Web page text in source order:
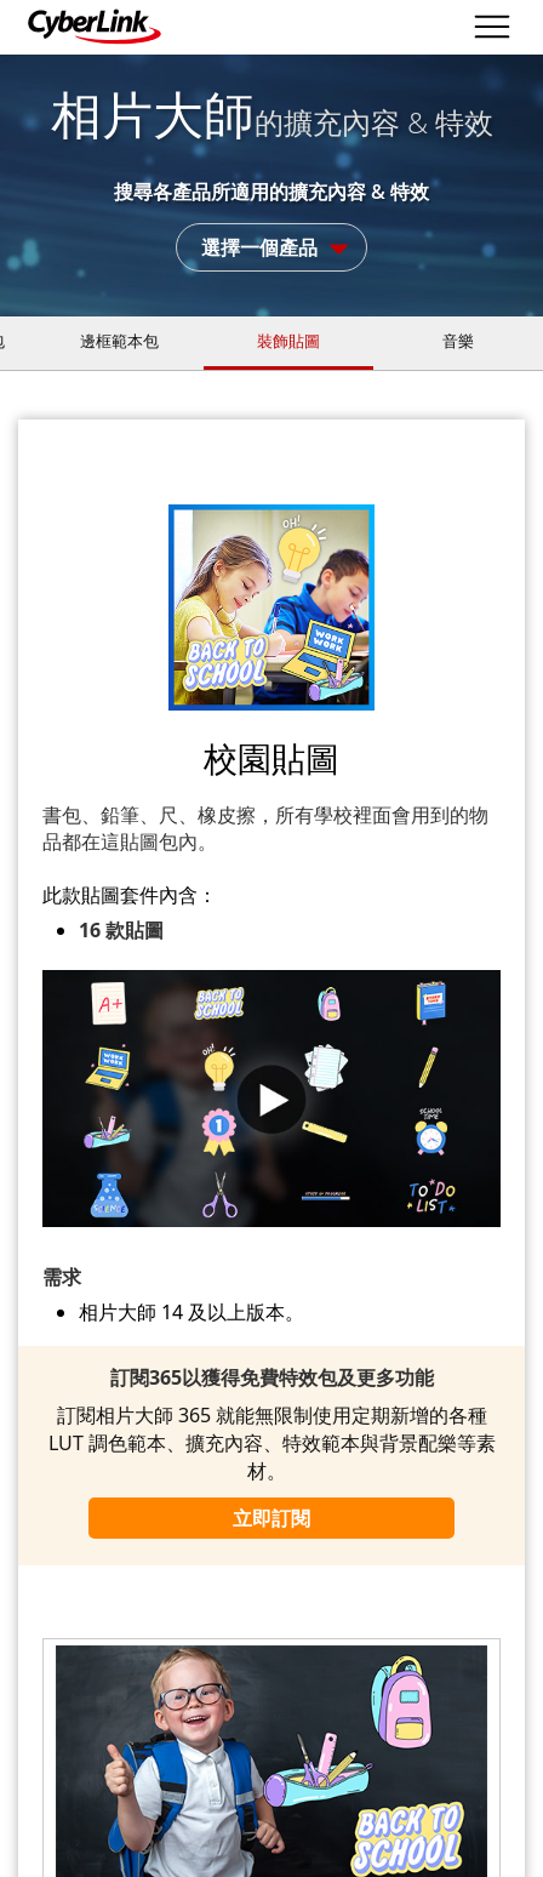
相片大師的擴充內容 & 特效
搜尋各產品所適用的擴充內容 & 特效
選擇一個產品
邊框範本包 裝飾貼圖 音樂
校園貼圖
書包、鉛筆、尺、橡皮擦，所有學校裡面會用到的物
品都在這貼圖包內。
此款貼圖套件內含：
16 款貼圖
需求
相片大師 14 及以上版本。
訂閱365以獲得免費特效包及更多功能
訂閱相片大師 365 就能無限制使用定期新增的各種
LUT 調色範本、擴充內容、特效範本與背景配樂等素
材。
立即訂閱